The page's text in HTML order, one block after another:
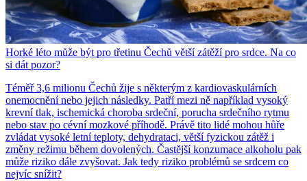
Horké léto může být pro třetinu Čechů větší zátěží pro srdce. Na co
si dát pozor?
Téměř 3,6 milionu Čechů žije s některým z kardiovaskulárních
onemocnění nebo jejich následky. Patří mezi ně například vysoký
krevní tlak, ischemická choroba srdeční, porucha srdečního rytmu
nebo stav po cévní mozkové příhodě. Právě tito lidé mohou hůře
zvládat vysoké letní teploty, dehydrataci, větší fyzickou zátěž i
změny režimu během dovolených. Častější konzumace alkoholu pak
může riziko dále zvyšovat. Jak tedy riziko problémů se srdcem co
nejvíc snížit?